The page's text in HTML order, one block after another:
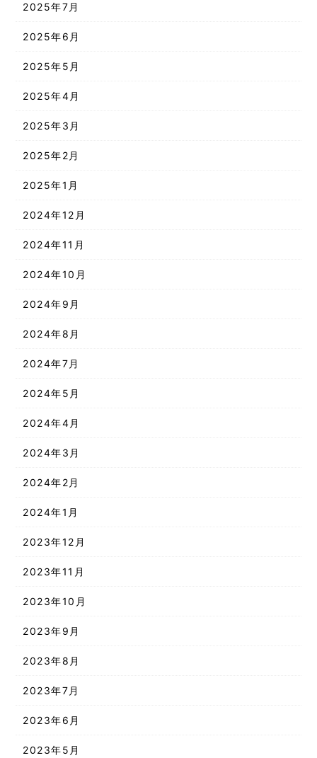
2025年7月
2025年6月
2025年5月
2025年4月
2025年3月
2025年2月
2025年1月
2024年12月
2024年11月
2024年10月
2024年9月
2024年8月
2024年7月
2024年5月
2024年4月
2024年3月
2024年2月
2024年1月
2023年12月
2023年11月
2023年10月
2023年9月
2023年8月
2023年7月
2023年6月
2023年5月